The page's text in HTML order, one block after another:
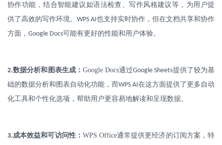
协作功能，结合智能建议如语法检查、写作风格建议等，为用户提
供了高效的写作环境。 WPS AI 也支持实时协作，但在文档共享和协作
方面， Google Docs可能有更好的性能和用户体验。
2.数据分析和图表生成： Google Docs通过Google Sheets提供了较为基
础的数据分析和图表自动化功能，而WPS AI 在这方面提供了更多自动
化工具和个性化选项，帮助用户更容易地解读和呈现数据。
3.成本效益和可访问性： WPS Office通常提供更经济的订阅方案，特